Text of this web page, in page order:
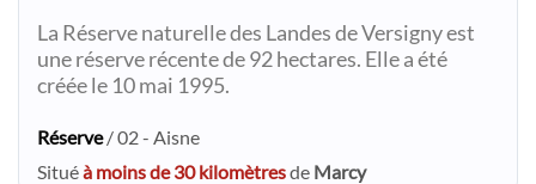
La Réserve naturelle des Landes de Versigny est
une réserve récente de 92 hectares. Elle a été
créée le 10 mai 1995.
Réserve/ 02 - Aisne
Situéà moins de 30 kilomètresde Marcy